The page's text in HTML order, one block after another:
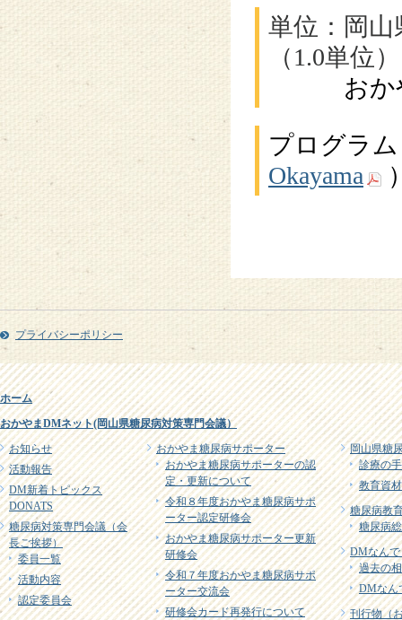
単位：岡山
（1.0単位）
おかや
プログラ
Okayama
プライバシーポリシー
ホーム
おかやまDMネット(岡山県糖尿病対策専門会議）
お知らせ
活動報告
DM新着トピックス
DONATS
糖尿病対策専門会議（会
長ご挨拶）
委員一覧
活動内容
認定委員会
おかやま糖尿病サポーター
おかやま糖尿病サポーターの認
定・更新について
令和８年度おかやま糖尿病サポ
ーター認定研修会
おかやま糖尿病サポーター更新
研修会
令和７年度おかやま糖尿病サポ
ーター交流会
研修会カード再発行について
岡山県糖
診療の
教育資材
糖尿病教
糖尿病
DMなん
過去の
DMなん
刊行物（